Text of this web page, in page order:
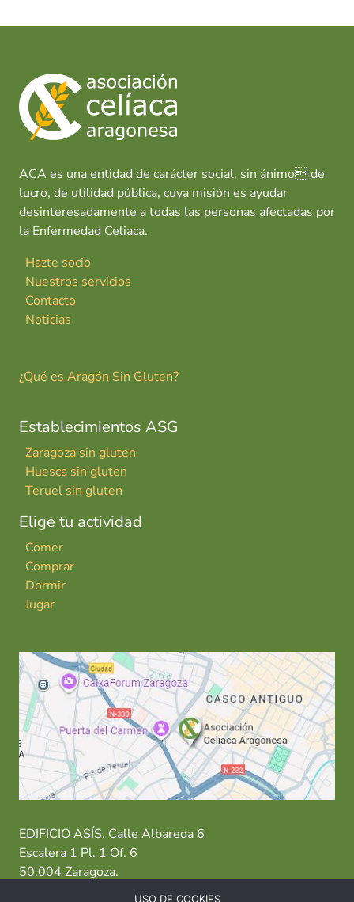
ACA es una entidad de carácter social, sin ánimo de
lucro, de utilidad pública, cuya misión es ayudar
desinteresadamente a todas las personas afectadas por
la Enfermedad Celiaca.
Hazte socio
Nuestros servicios
Contacto
Noticias
¿Qué es Aragón Sin Gluten?
Establecimientos ASG
Zaragoza sin gluten
Huesca sin gluten
Teruel sin gluten
Elige tu actividad
Comer
Comprar
Dormir
Jugar
EDIFICIO ASÍS. Calle Albareda 6
Escalera 1 Pl. 1 Of. 6
50.004 Zaragoza.
USO DE COOKIES